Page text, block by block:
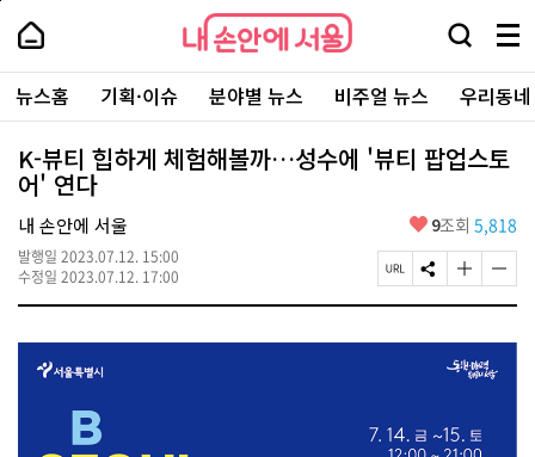
본
로
가
내
손
안
에
서
울
-
서
울
시
대
표
소
통
포
내
손
에
울
검
창
열
기
메
뉴
전
체
보
기
주
요
서
뉴스홈 기획·이슈 분야별 뉴스 비주얼 뉴스 우리동
K-뷰티 힙하게 체험해볼까…성수에 '뷰티 팝업스토
어' 연다
내 손안에 서울
발행일 2023.07.12. 15:00
수정일 2023.07.12. 17:00
좋
요
9조회 5,818
페
이
U
S
N
공
글
자
기
크
게
하
글
자
기
페
상
단
로